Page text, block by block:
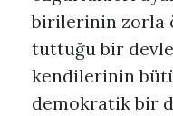
birilerinin zorla
tuttuğu bir
kendilerinin
demokratik bir